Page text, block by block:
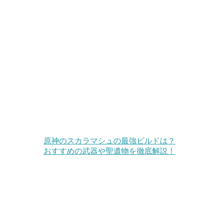
原神のスカラマシュの最強ビルドは？
おすすめの武器や聖遺物を徹底解説！